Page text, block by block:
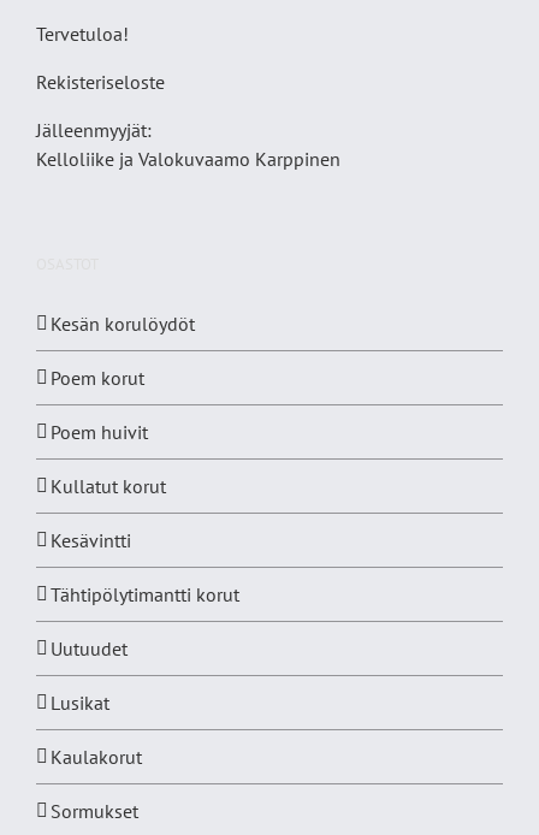
Tervetuloa!
Rekisteriseloste
Jälleenmyyjät:
Kelloliike ja Valokuvaamo Karppinen
Kesän korulöydöt
Poem korut
Poem huivit
Kullatut korut
Kesävintti
Tähtipölytimantti korut
Uutuudet
Lusikat
Kaulakorut
Sormukset